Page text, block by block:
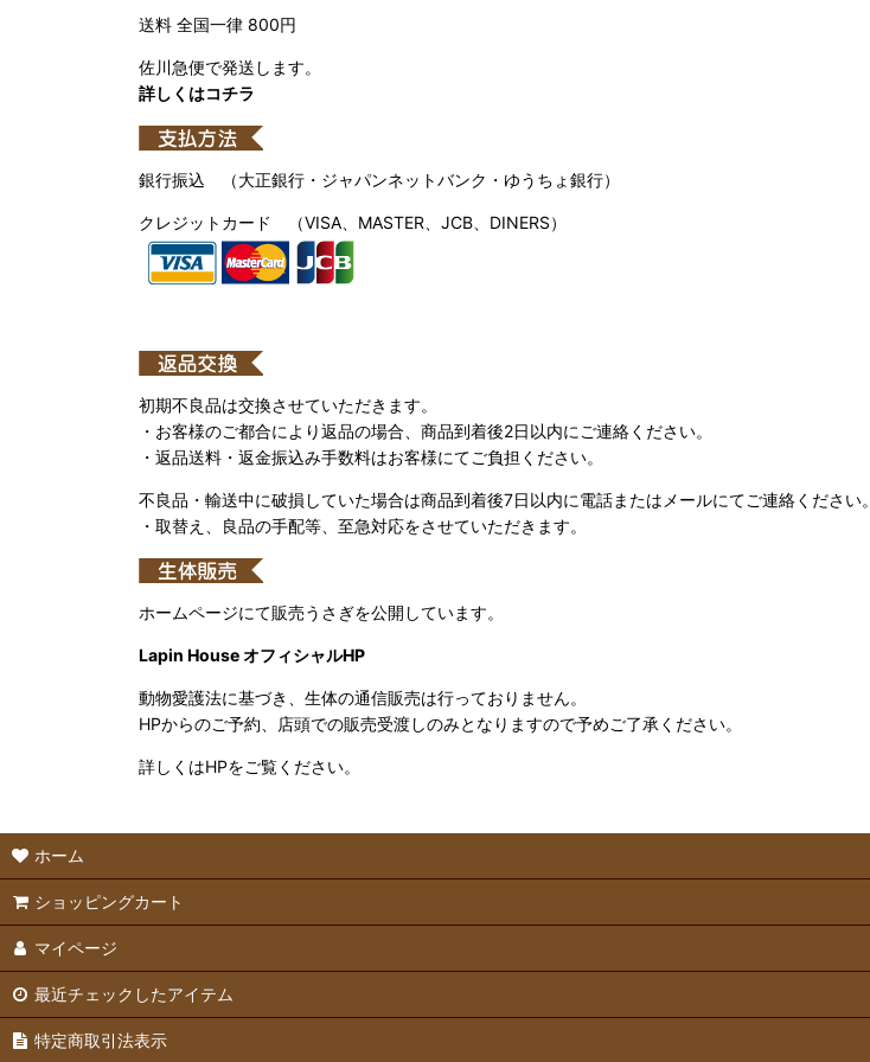
送料 全国一律 800円
佐川急便で発送します。
詳しくはコチラ
銀行振込 （大正銀行・ジャパンネットバンク・ゆうちょ銀行）
クレジットカード （VISA、MASTER、JCB、DINERS）
初期不良品は交換させていただきます。
・お客様のご都合により返品の場合、商品到着後2日以内にご連絡ください。
・返品送料・返金振込み手数料はお客様にてご負担ください。
不良品・輸送中に破損していた場合は商品到着後7日以内に電話またはメールにてご連絡ください。
・取替え、良品の手配等、至急対応をさせていただきます。
ホームページにて販売うさぎを公開しています。
Lapin House オフィシャルHP
動物愛護法に基づき、生体の通信販売は行っておりません。
HPからのご予約、店頭での販売受渡しのみとなりますので予めご了承ください。
詳しくはHPをご覧ください。
ホーム
ショッピングカート
マイページ
最近チェックしたアイテム
特定商取引法表示